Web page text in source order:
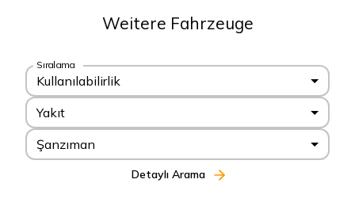
Weitere Fahrzeuge
Sıralama
Kullanılabilirlik
Yakıt
Şanzıman
Detaylı Arama